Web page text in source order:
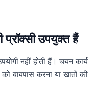
उपयुक्त हैं
नहीं होती हैं। चयन कार्य
बायपास करना या खातों की